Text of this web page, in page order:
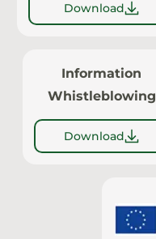
Download
Information
Whistleblowing
Download